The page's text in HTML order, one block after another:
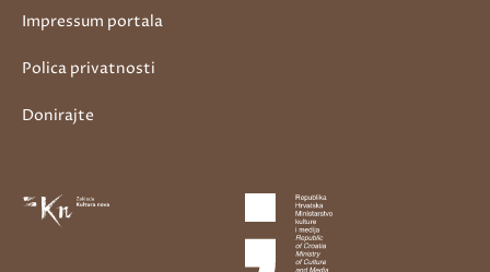
Impressum portala
Polica privatnosti
Donirajte